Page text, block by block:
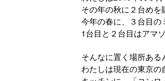
その年の秋に２台めを
今年の春に、３台目の
1台目と２台目はアマ
そんなに置く場所あ
わたしは現在の東京の